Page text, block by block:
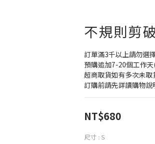
不規則剪
訂單滿3千以上請勿選
預購追加7-20個工作
超商取貨如有多次未
訂購前請先詳讀購物
NT$680
尺寸 : S